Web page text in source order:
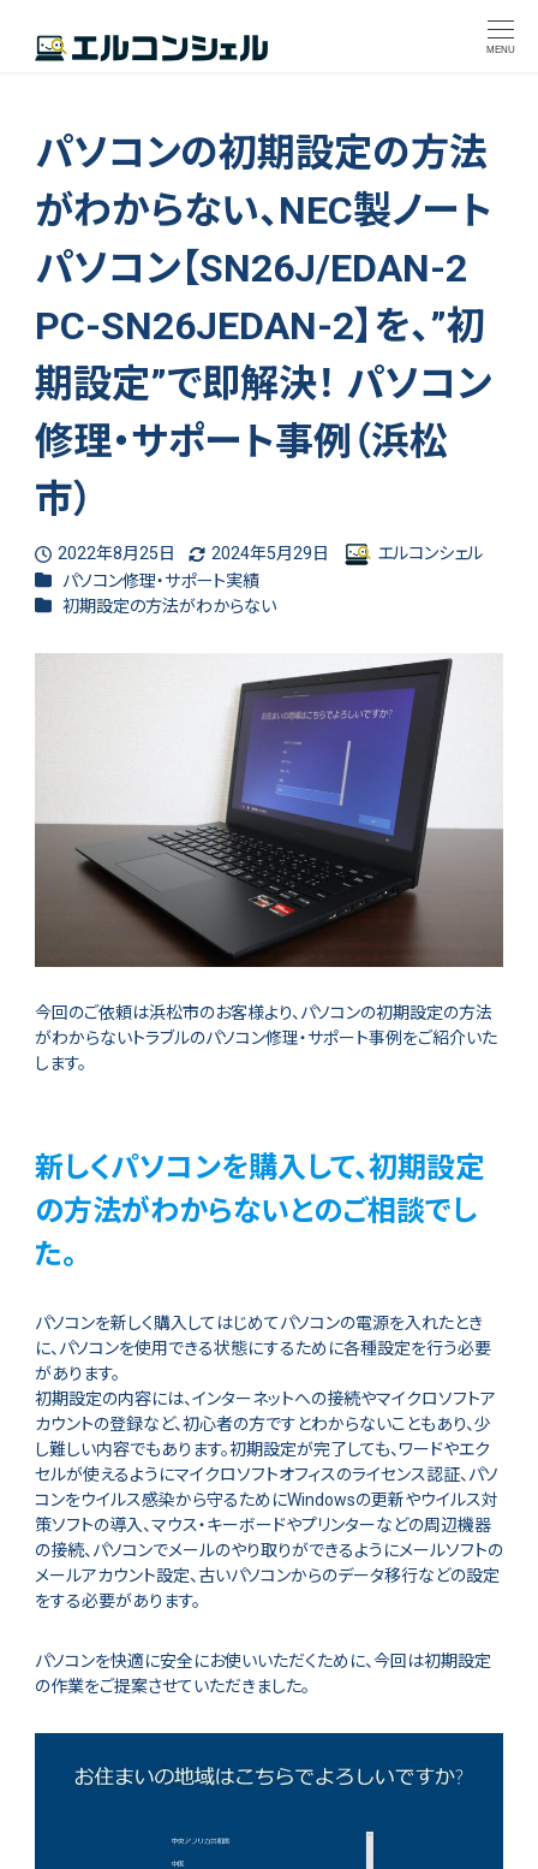
MENU
パソコンの初期設定の方法
がわからない、NEC製ノート
パソコン【SN26J/EDAN-2
PC-SN26JEDAN-2】を、”初
期設定”で即解決！ パソコン
修理・サポート事例（浜松
市）
投稿日
2022年8月25日
更新日
2024年5月29日
著
エルコンシェル
カテゴリー
パソコン修理・サポート実績
カテゴリー
初期設定の方法がわからない
今回のご依頼は浜松市のお客様より、パソコンの初期設定の方法
がわからないトラブルのパソコン修理・サポート事例をご紹介いた
します。
新しくパソコンを購入して、初期設定
の方法がわからないとのご相談でし
た。
パソコンを新しく購入してはじめてパソコンの電源を入れたとき
に、パソコンを使用できる状態にするために各種設定を行う必要
があります。
初期設定の内容には、インターネットへの接続やマイクロソフトア
カウントの登録など、初心者の方ですとわからないこともあり、少
し難しい内容でもあります。初期設定が完了しても、ワードやエク
セルが使えるようにマイクロソフトオフィスのライセンス認証、パソ
コンをウイルス感染から守るためにWindowsの更新やウイルス対
策ソフトの導入、マウス・キーボードやプリンターなどの周辺機器
の接続、パソコンでメールのやり取りができるようにメールソフトの
メールアカウント設定、古いパソコンからのデータ移行などの設定
をする必要があります。
パソコンを快適に安全にお使いいただくために、今回は初期設定
の作業をご提案させていただきました。